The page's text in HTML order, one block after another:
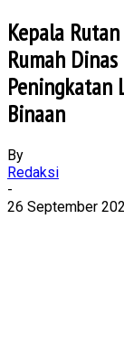
Kepala
Rumah
Peningkatan
Binaan
By
Redaksi
-
26 September